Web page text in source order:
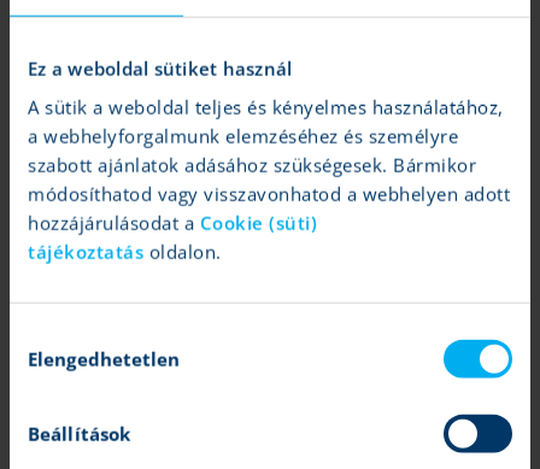
Ez a weboldal sütiket használ
A sütik a weboldal teljes és kényelmes használatához,
a webhelyforgalmunk elemzéséhez és személyre
szabott ajánlatok adásához szükségesek. Bármikor
módosíthatod vagy visszavonhatod a webhelyen adott
hozzájárulásodat a Cookie (süti)
tájékoztatás oldalon.
kiválasztása
Elengedhetetlen
Beállítások
12 fontos hír ma reggel
Jegybankok, amerikai indexek, Kína, devizák